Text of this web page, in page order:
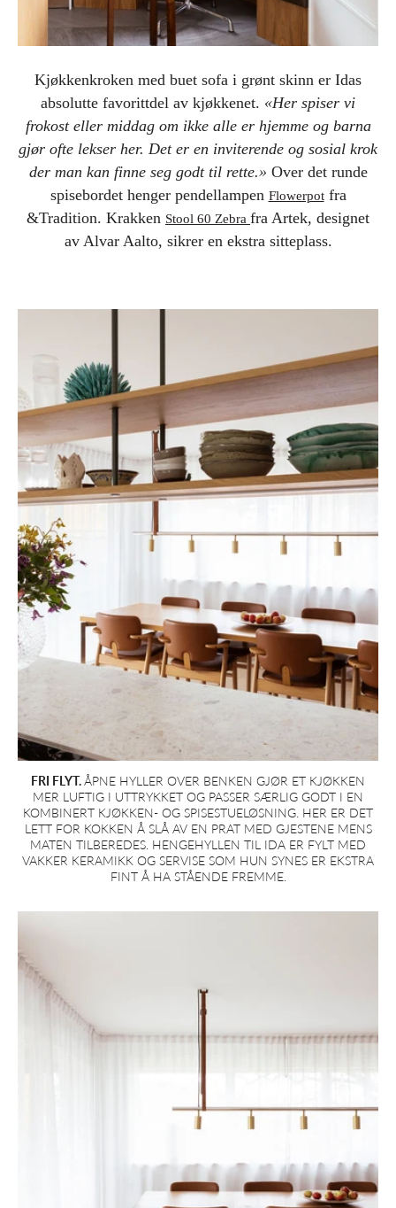
Kjøkkenkroken med buet sofa i grønt skinn er Idas
absolutte favorittdel av kjøkkenet. «Her spiser vi
frokost eller middag om ikke alle er hjemme og barna
gjør ofte lekser her. Det er en inviterende og sosial krok
der man kan finne seg godt til rette.» Over det runde
spisebordet henger pendellampen Flowerpotfra
&Tradition. Krakken Stool 60 Zebra fra Artek, designet
av Alvar Aalto, sikrer en ekstra sitteplass.
FRI FLYT.ÅPNE HYLLER OVER BENKEN GJØR ET KJØKKEN
MER LUFTIG I UTTRYKKET OG PASSER SÆRLIG GODT I EN
KOMBINERT KJØKKEN- OG SPISESTUELØSNING. HER ER DET
LETT FOR KOKKEN Å SLÅ AV EN PRAT MED GJESTENE MENS
MATEN TILBEREDES. HENGEHYLLEN TIL IDA ER FYLT MED
VAKKER KERAMIKK OG SERVISE SOM HUN SYNES ER EKSTRA
FINT Å HA STÅENDE FREMME.